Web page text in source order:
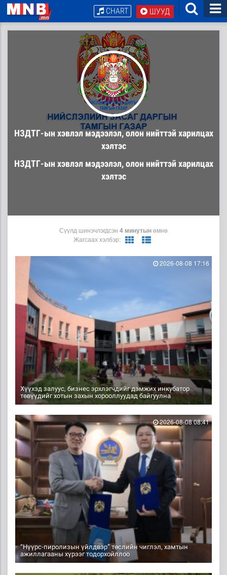
ШУУД
CHART
НЗДТГ-ын хэвлэл мэдээлэл, олон нийттэй харилцах
хэлтэс
НЗДТГ-ын хэвлэл мэдээлэл, олон нийттэй харилцах
хэлтэс
Сүүлд шинэчлэгдсэн 4 минутынөмнө
Жагсаах хэлбэр:
Хүүхэд залуус, бизнес эрхлэгчдийг дэмжих инкубатор
төвүүдийг хотын захын хорооллуудад байгуулна
2026-08-08 17:16
“Нүүрс-пиролизын үйлдвэр” төслийн чиглэл, хамтын
ажиллагааны хүрээг тодорхойллоо
2026-08-08 08:41